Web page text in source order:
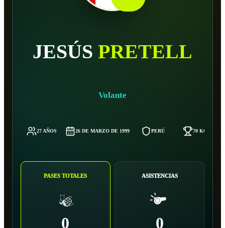
JESÚS PRETELL
Volante
27 AÑOS 26 DE MARZO DE 1999 PERÚ 70 KG
PASES TOTALES
0
ASISTENCIAS
0